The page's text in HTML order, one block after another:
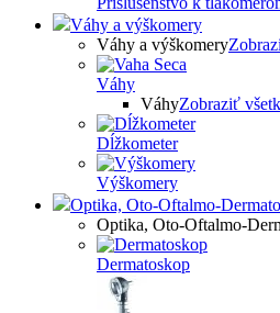
Váhy a výškomery
Váhy a výškomery
Váhy
VáhyZobraziť
Dĺžkometer
Výškomery
Optika, Oto-Oftalmo-
Optika, Oto-Oftalmo-
Dermatoskop